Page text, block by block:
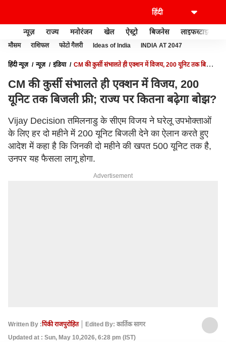
न्यूज़ राज्य मनोरंजन खेल ऐस्ट्रो बिजनेस लाइफस्टाइल
मौसम राशिफल फोटो गैलरी Ideas of India INDIA AT 2047
हिंदी न्यूज़ न्यूज़ इंडिया
CM की कुर्सी संभालते ही एक्शन में विजय, 200 यूनिट तक बिजली
CM की कुर्सी संभालते ही एक्शन में विजय, 200
यूनिट तक बिजली फ्री; राज्य पर कितना बढ़ेगा बोझ?
Vijay Decision तमिलनाडु के सीएम विजय ने घरेलू उपभोक्ताओं
के लिए हर दो महीने में 200 यूनिट बिजली देने का ऐलान करते हुए
आदेश में कहा है कि जिनकी दो महीने की खपत 500 यूनिट तक है,
उनपर यह फैसला लागू होगा.
Advertisement
Written By :पिंकी राजपुरोहित
Edited By: कार्तिक सागर
Updated at : Sun, May 10,2026, 6:28 pm (IST)